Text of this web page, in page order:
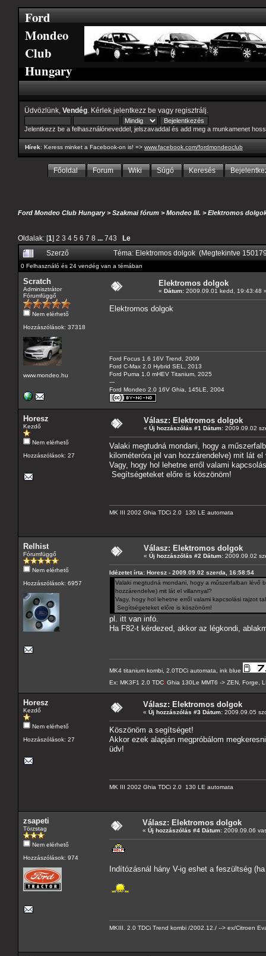
Ford
Mondeo
Club
Hungary
Üdvözlünk, Vendég . Kérlek jelentkezz be vagy regisztrálj
Jelentkezz be a felhasználóneveddel, jelszavaddal és add meg a munkamenet
Hírek: Keress minket a Facebook-on is! => www.facebook.com/fordmondeoclub
Főoldal Forum Wiki Súgó Keresés
Ford Mondeo Club Hungary>Szakmai fórum >Mondeo III. >Elektromos
Oldalak: [1] 2 3 4 5 6 7 8 ... 743
Le
Szerző
Téma: Elektromos dolgok (Megtekintve
0 Felhasználó és 24 vendég van a témában
Scratch
Adminisztrátor
Fórumfüggő
Nem elérhető
Hozzászólások: 37318
www.mondeo.hu
Elektromos dolgok
« Dátum: 2009.09.01 kedd, 19:43:48
Elektromos dolgok
Ford Focus 1.6 16V Trend, 2009
Ford C-Max 2.0 Hybrid SEL, 2013
Ford Puma 1.0 mHEV Titanium, 2025
---
Ford Mondeo 2.0 16V Ghia, 145LE, 2004
Horesz
Kezdő
Nem elérhető
Hozzászólások: 27
Válasz: Elektromos dolgok
« Új hozzászólás #1 Dátum: 2009.09.02
Valaki megtudná mondani, hogy a
kilométeróra jel van hozzárendelve) mit lát el
Vagy, hogy hol lehetne erről valami
Segítségeteket előre is köszönöm!
MK III 2002 Ghia TDCi 2.0 130 LE automata
Relhist
Fórumfüggő
Nem elérhető
Hozzászólások: 6957
Válasz: Elektromos dolgok
« Új hozzászólás #2 Dátum: 2009.09.02
Idézetet írta: Horesz - 2009.09.02 szerda, 16:58:54
Valaki megtudná mondani, hogy a műszerfalban lévő
hozzárendelve) mit lát el villannyal?
Vagy, hogy hol lehetne erről valami kapcsolási rajzot
Segítségeteket előre is köszönöm!
pl. itt van infó.
Ha F82-t kérdezed, akkor az légkondi,
MK4 titanium kombi, 2.0TDCi automata, ink blue
Ex: MK3F1 2.0 TDCi Ghia 130Le MMT6 -> ZEN, Forge,
Horesz
Kezdő
Nem elérhető
Hozzászólások: 27
Válasz: Elektromos dolgok
« Új hozzászólás #3 Dátum: 2009.09.05
Köszönöm a segítséget!
Akkor ezek alapján megpróbálom
üdv!
MK III 2002 Ghia TDCi 2.0 130 LE automata
zsapeti
Törzstag
Nem elérhető
Hozzászólások: 974
Válasz: Elektromos dolgok
« Új hozzászólás #4 Dátum: 2009.09.06
Indítózásnál hány V-ig eshet a feszültség
MKIII. 2.0 TDCi Trend kombi /2002.12./ --> ex/Citroen